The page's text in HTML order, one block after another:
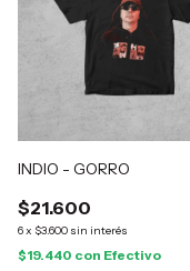
INDIO - GORRO
$21.600
6x $3.600 sin interés
$19.440 con Efectivo